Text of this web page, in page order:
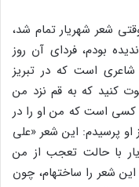
شعر شهریار تمام شد،
بودم، فرداى آن روز
است که در تبریز
کنید که به قم نزد من
کسى است که من او را در
پرسیدم: این شعر «على
با حالت تعجب از من
شعر را ساخته‏ام، چون